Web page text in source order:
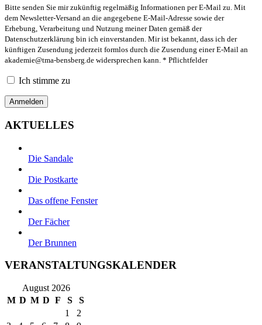
Bitte senden Sie mir zukünftig regelmäßig Informationen per E-Mail zu. Mit
dem Newsletter-Versand an die angegebene E-Mail-Adresse sowie der
Erhebung, Verarbeitung und Nutzung meiner Daten gemäß der
Datenschutzerklärung bin ich einverstanden. Mir ist bekannt, dass ich der
künftigen Zusendung jederzeit formlos durch die Zusendung einer E-Mail an
akademie@tma-bensberg.de widersprechen kann. * Pflichtfelder
Ich stimme zu
AKTUELLES
Die Sandale
Die Postkarte
Das offene Fenster
Der Fächer
Der Brunnen
VERANSTALTUNGSKALENDER
August 2026
M D M D F S S
1
2